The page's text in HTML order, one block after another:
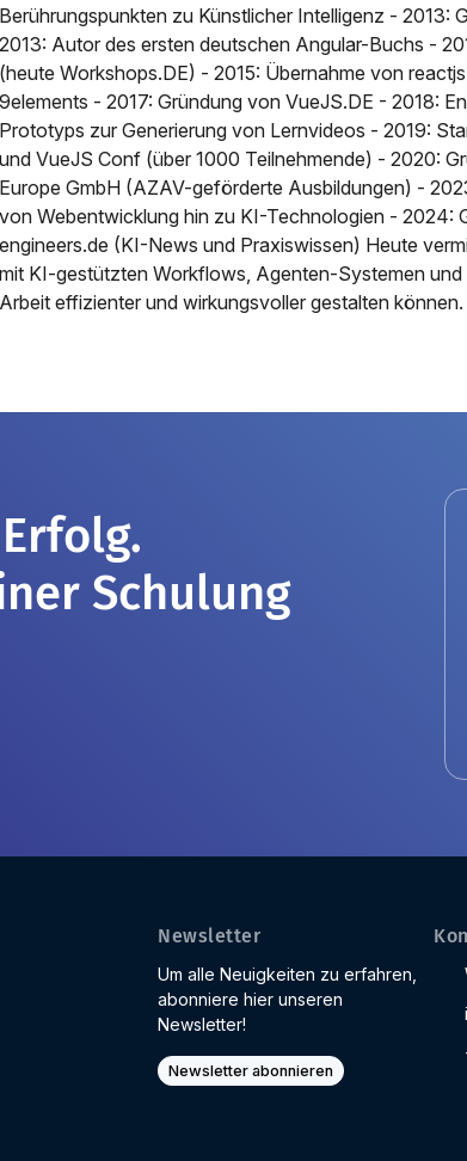
Berührungspunkten zu Künstlicher Intelligenz - 2013:
2013: Autor des ersten deutschen Angular-Buchs -
(heute Workshops.DE) - 2015: Übernahme von
9elements - 2017: Gründung von VueJS.DE - 2018:
Prototyps zur Generierung von Lernvideos - 2019:
und VueJS Conf (über 1000 Teilnehmende) - 2020:
Europe GmbH (AZAV-geförderte Ausbildungen) -
von Webentwicklung hin zu KI-Technologien - 2024:
engineers.de (KI-News und Praxiswissen) Heute
mit KI-gestützten Workflows, Agenten-Systemen und
Arbeit effizienter und wirkungsvoller gestalten können.
Schulung
Newsletter
Um alle Neuigkeiten zu erfahren,
abonniere hier unseren
Newsletter!
Newsletter abonnieren